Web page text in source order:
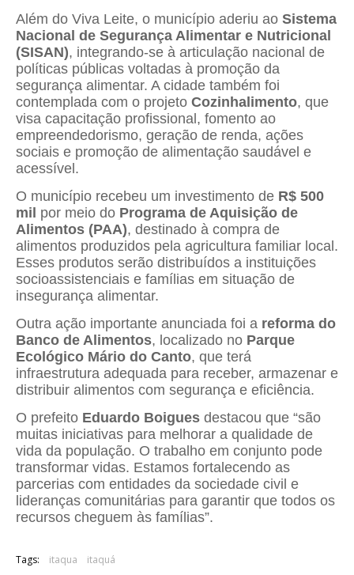
Além do Viva Leite, o município aderiu ao Sistema
Nacional de Segurança Alimentar e Nutricional
(SISAN), integrando-se à articulação nacional de
políticas públicas voltadas à promoção da
segurança alimentar. A cidade também foi
contemplada com o projeto Cozinhalimento, que
visa capacitação profissional, fomento ao
empreendedorismo, geração de renda, ações
sociais e promoção de alimentação saudável e
acessível.
O município recebeu um investimento de R$ 500
mil por meio do Programa de Aquisição de
Alimentos (PAA), destinado à compra de
alimentos produzidos pela agricultura familiar local.
Esses produtos serão distribuídos a instituições
socioassistenciais e famílias em situação de
insegurança alimentar.
Outra ação importante anunciada foi a reforma do
Banco de Alimentos, localizado no Parque
Ecológico Mário do Canto, que terá
infraestrutura adequada para receber, armazenar e
distribuir alimentos com segurança e eficiência.
O prefeito Eduardo Boigues destacou que “são
muitas iniciativas para melhorar a qualidade de
vida da população. O trabalho em conjunto pode
transformar vidas. Estamos fortalecendo as
parcerias com entidades da sociedade civil e
lideranças comunitárias para garantir que todos os
recursos cheguem às famílias”.
Tags: itaqua itaquá